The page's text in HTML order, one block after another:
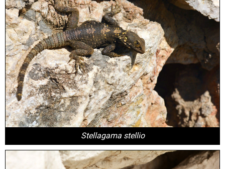
Stellagama stellio